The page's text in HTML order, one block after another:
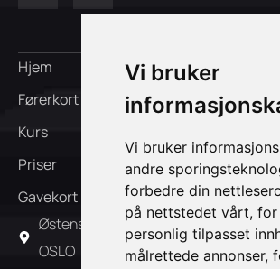
Vi bruker
Vi bruker
andre
forbedre din
på nettstedet vårt, for
personlig tilpasset
målrettede annonser,
Hjem
Førerkort
Kurs
Priser
Gavekort
Om oss
FAQ
Kontakt oss
Påmelding
Østensjøveien 39A 0667
OSLO